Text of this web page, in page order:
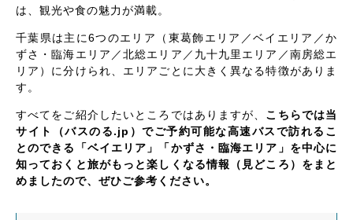
は、観光や食の魅力が満載。
千葉県は主に6つのエリア（東葛飾エリア／ベイエリア／か
ずさ・臨海エリア／北総エリア／九十九里エリア／南房総エ
リア）に分けられ、エリアごとに大きく異なる特徴がありま
す。
すべてをご紹介したいところではありますが、 こちらでは当
サイト（バスのる.jp）でご予約可能な高速バスで訪れるこ
とのできる「ベイエリア」「かずさ・臨海エリア」を中心に
知っておくと旅がもっと楽しくなる情報（見どころ）をまと
めましたので、ぜひご参考ください。